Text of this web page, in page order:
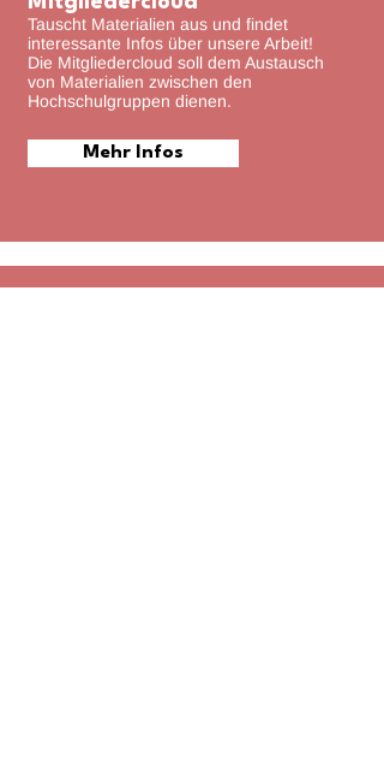
Tauscht Materialien aus und findet
interessante Infos über unsere Arbeit!
Die Mitgliedercloud soll dem Austausch
von Materialien zwischen den
Hochschulgruppen dienen.
Mehr Infos